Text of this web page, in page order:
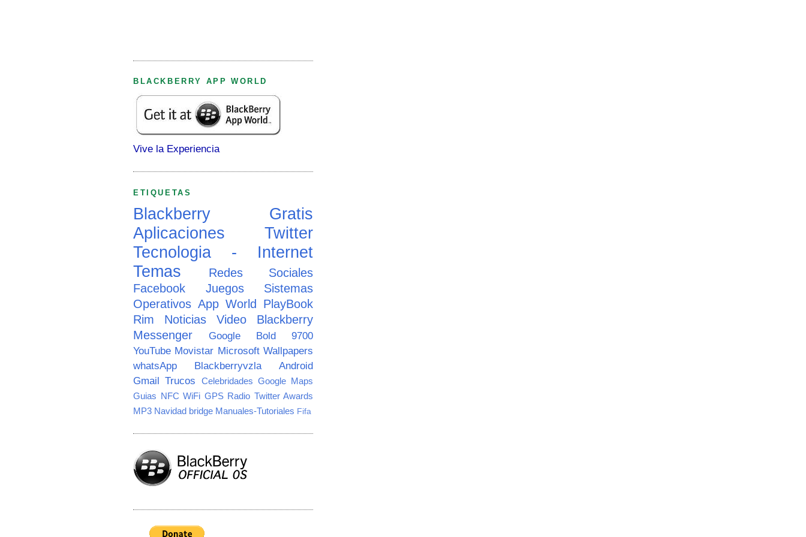
BLACKBERRY APP WORLD
Vive la Experiencia
ETIQUETAS
Blackberry
Gratis
Aplicaciones
Twitter
Tecnologia - Internet
Temas
Redes Sociales
Facebook
Juegos
Sistemas
Operativos App World PlayBook
Rim
Noticias Video
Blackberry
Messenger
Google
Bold 9700
YouTube Movistar Microsoft Wallpapers
whatsApp
Blackberryvzla
Android
Gmail Trucos Celebridades Google Maps
Guias NFC WiFi GPS Radio Twitter Awards
MP3 Navidad bridge Manuales-Tutoriales Fifa